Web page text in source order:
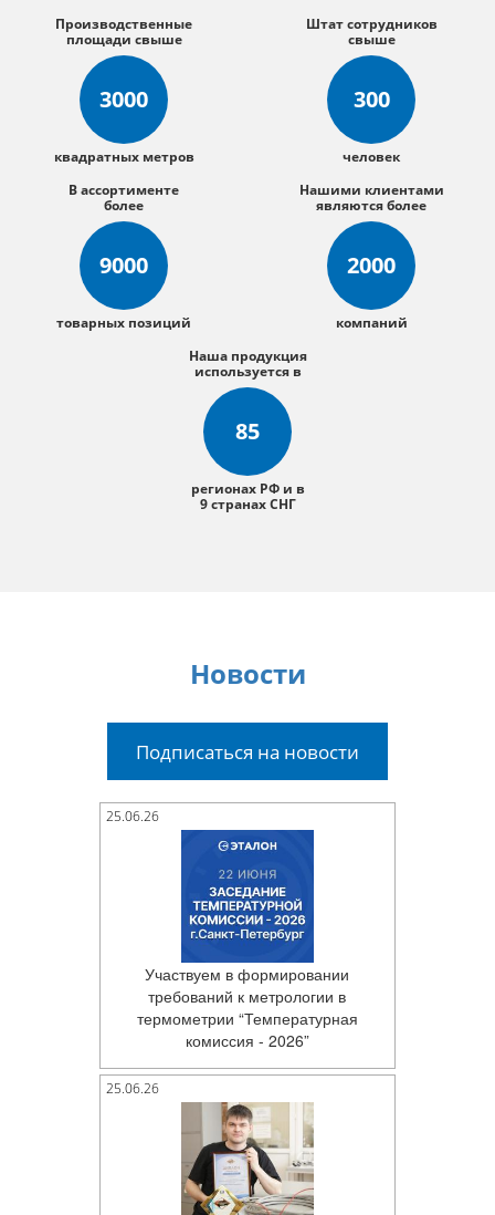
Производственные
площади свыше
3000
квадратных метров
Штат сотрудников
свыше
300
человек
В ассортименте
более
9000
товарных позиций
Нашими клиентами
являются более
2000
компаний
Наша продукция
используется в
85
регионах РФ и в
9 странах СНГ
Новости
Подписаться на новости
25.06.26
Участвуем в формировании
требований к метрологии в
термометрии “Температурная
комиссия - 2026”
25.06.26